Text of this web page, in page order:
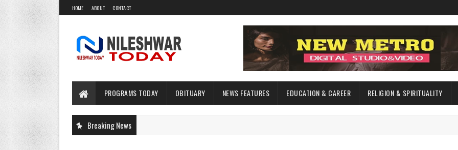
HOME ABOUT CONTACT
PROGRAMS TODAY OBITUARY NEWS FEATURES EDUCATION & CAREER RELIGION & SPIRITUALITY
Breaking News